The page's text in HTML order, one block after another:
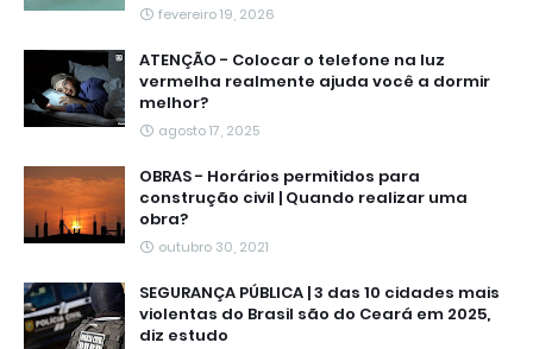
fevereiro 19, 2026
ATENÇÃO - Colocar o telefone na luz
vermelha realmente ajuda você a dormir
melhor?
agosto 17, 2025
OBRAS - Horários permitidos para
construção civil | Quando realizar uma
obra?
outubro 30, 2021
SEGURANÇA PÚBLICA | 3 das 10 cidades mais
violentas do Brasil são do Ceará em 2025,
diz estudo